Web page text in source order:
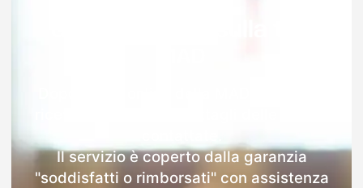
Il servizio è coperto dalla garanzia
"soddisfatti o rimborsati" con assistenza